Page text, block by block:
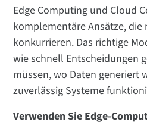
Edge Computing und Cloud
komplementäre Ansätze,
konkurrieren. Das richtige
wie schnell Entscheidungen
müssen, wo Daten generiert
zuverlässig Systeme
Verwenden Sie Edge-